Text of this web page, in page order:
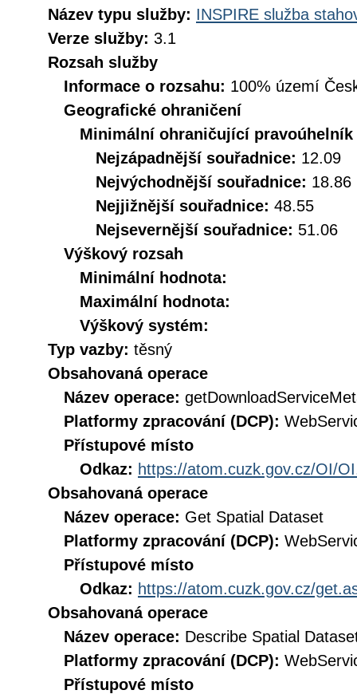
Název typu služby: INSPIRE služba
Verze služby: 3.1
Rozsah služby
Informace o rozsahu: 100% území
Geografické ohraničení
Minimální ohraničující pravoúhelník
Nejzápadnější souřadnice: 12.09
Nejvýchodnější souřadnice: 18.86
Nejjižnější souřadnice: 48.55
Nejsevernější souřadnice: 51.06
Výškový rozsah
Minimální hodnota:
Maximální hodnota:
Výškový systém:
Typ vazby: těsný
Obsahovaná operace
Název operace:
Platformy zpracování (DCP):
Přístupové místo
Odkaz: https://atom.cuzk.gov.cz/OI/
Obsahovaná operace
Název operace: Get Spatial Dataset
Platformy zpracování (DCP):
Přístupové místo
Odkaz: https://atom.cuzk.gov.cz/
Obsahovaná operace
Název operace: Describe Spatial
Platformy zpracování (DCP):
Přístupové místo